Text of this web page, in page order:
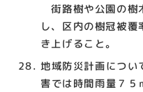
街路樹や公園の樹
し、区内の樹冠被
き上げること。
地域防災計画につい
害では時間雨量７５